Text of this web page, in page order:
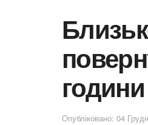
години
Опубліковано: 04